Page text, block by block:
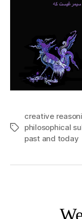
Tags
creative
philosophical
past and today